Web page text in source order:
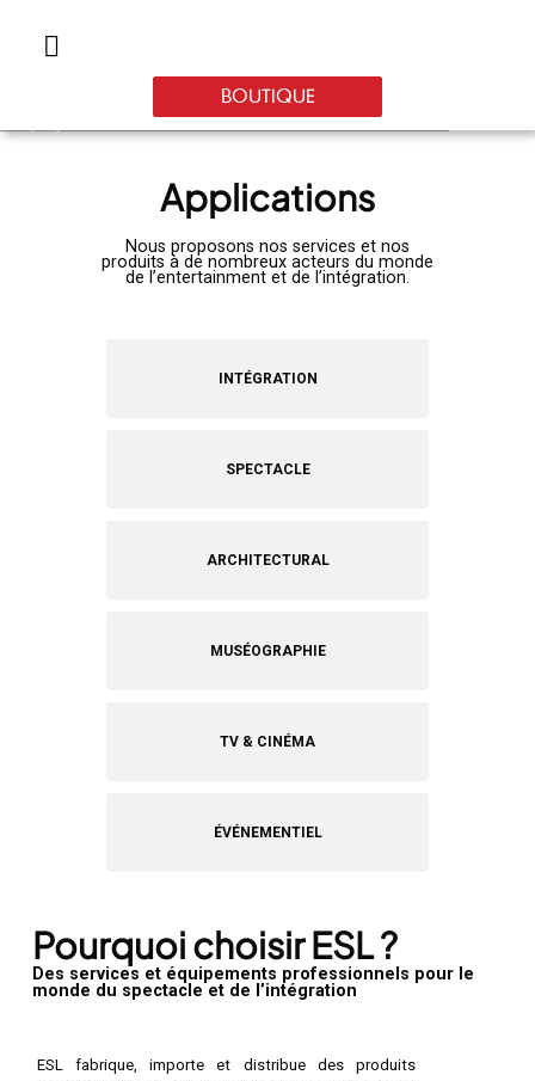
BOUTIQUE
atelier cablâge
EN SAVOIR PLUS
Applications
Nous proposons nos services et nos
produits à de nombreux acteurs du monde
de l’entertainment et de l’intégration.
INTÉGRATION
SPECTACLE
ARCHITECTURAL
MUSÉOGRAPHIE
TV & CINÉMA
ÉVÉNEMENTIEL
Pourquoi choisir ESL ?
Des services et équipements professionnels pour le
monde du spectacle et de l’intégration
ESL fabrique, importe et distribue des produits